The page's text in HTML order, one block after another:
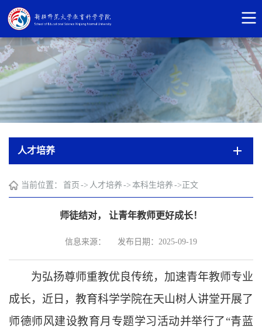
人才培养
当前位置： 首页 -> 人才培养 -> 本科生培养 ->正文
师徒结对， 让青年教师更好成长！
信息来源： 发布日期：2025-09-19
为弘扬尊师重教优良传统，加速青年教师专业
成长，近日，教育科学学院在天山树人讲堂开展了
师德师风建设教育月专题学习活动并举行了“青蓝